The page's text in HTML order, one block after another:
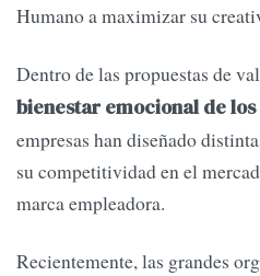
Humano a maximizar su
Dentro de las propuestas de
bienestar emocional de
empresas han diseñado
su competitividad en el
marca empleadora.
Recientemente, las grandes